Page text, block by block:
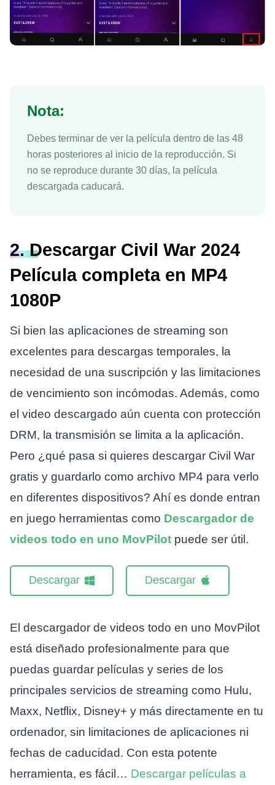
Nota:
Debes terminar de ver la película dentro de las 48
horas posteriores al inicio de la reproducción. Si
no se reproduce durante 30 días, la película
descargada caducará.
2. Descargar Civil War 2024
Película completa en MP4
1080P
Si bien las aplicaciones de streaming son
excelentes para descargas temporales, la
necesidad de una suscripción y las limitaciones
de vencimiento son incómodas. Además, como
el video descargado aún cuenta con protección
DRM, la transmisión se limita a la aplicación.
Pero ¿qué pasa si quieres descargar Civil War
gratis y guardarlo como archivo MP4 para verlo
en diferentes dispositivos? Ahí es donde entran
en juego herramientas como Descargador de
videos todo en uno MovPilotpuede ser útil.
Descargar Descargar
El descargador de videos todo en uno MovPilot
está diseñado profesionalmente para que
puedas guardar películas y series de los
principales servicios de streaming como Hulu,
Maxx, Netflix, Disney+ y más directamente en tu
ordenador, sin limitaciones de aplicaciones ni
fechas de caducidad. Con esta potente
herramienta, es fácil… Descargar películas a